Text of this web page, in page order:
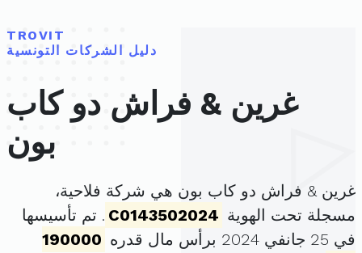
TROVIT
دليل الشركات التونسية
غرين & فراش دو كاب
بون
غرين & فراش دو كاب بون هي شركة فلاحية،
مسجلة تحت الهوية C0143502024 . تم تأسيسها
في 25 جانفي 2024 برأس مال قدره
190000